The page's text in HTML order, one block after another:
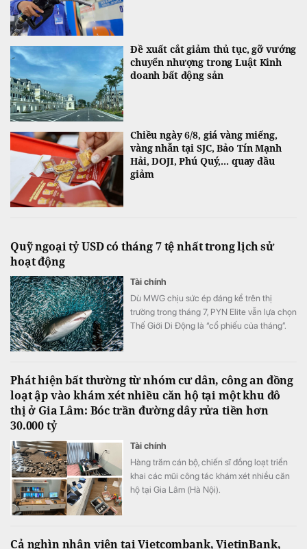
Đề xuất cắt giảm thủ tục, gỡ vướng
chuyển nhượng trong Luật Kinh
doanh bất động sản
Chiều ngày 6/8, giá vàng miếng,
vàng nhẫn tại SJC, Bảo Tín Mạnh
Hải, DOJI, Phú Quý,... quay đầu
giảm
Quỹ ngoại tỷ USD có tháng 7 tệ nhất trong lịch sử
hoạt động
Tài chính
Dù MWG chịu sức ép đáng kể trên thị
trường trong tháng 7, PYN Elite vẫn lựa chọn
Thế Giới Di Động là “cổ phiếu của tháng”.
Phát hiện bất thường từ nhóm cư dân, công an đồng
loạt ập vào khám xét nhiều căn hộ tại một khu đô
thị ở Gia Lâm: Bóc trần đường dây rửa tiền hơn
30.000 tỷ
Tài chính
Hàng trăm cán bộ, chiến sĩ đồng loạt triển
khai các mũi công tác khám xét nhiều căn
hộ tại Gia Lâm (Hà Nội).
Cả nghìn nhân viên tại Vietcombank, VietinBank,